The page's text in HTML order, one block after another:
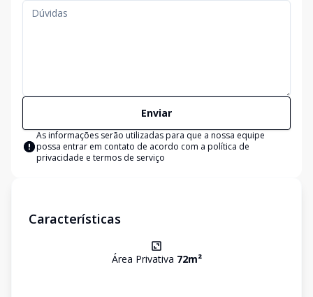
Enviar
As informações serão utilizadas para que a nossa equipe
possa entrar em contato de acordo com a política de
privacidade e termos de serviço
Características
Área Privativa 72m²